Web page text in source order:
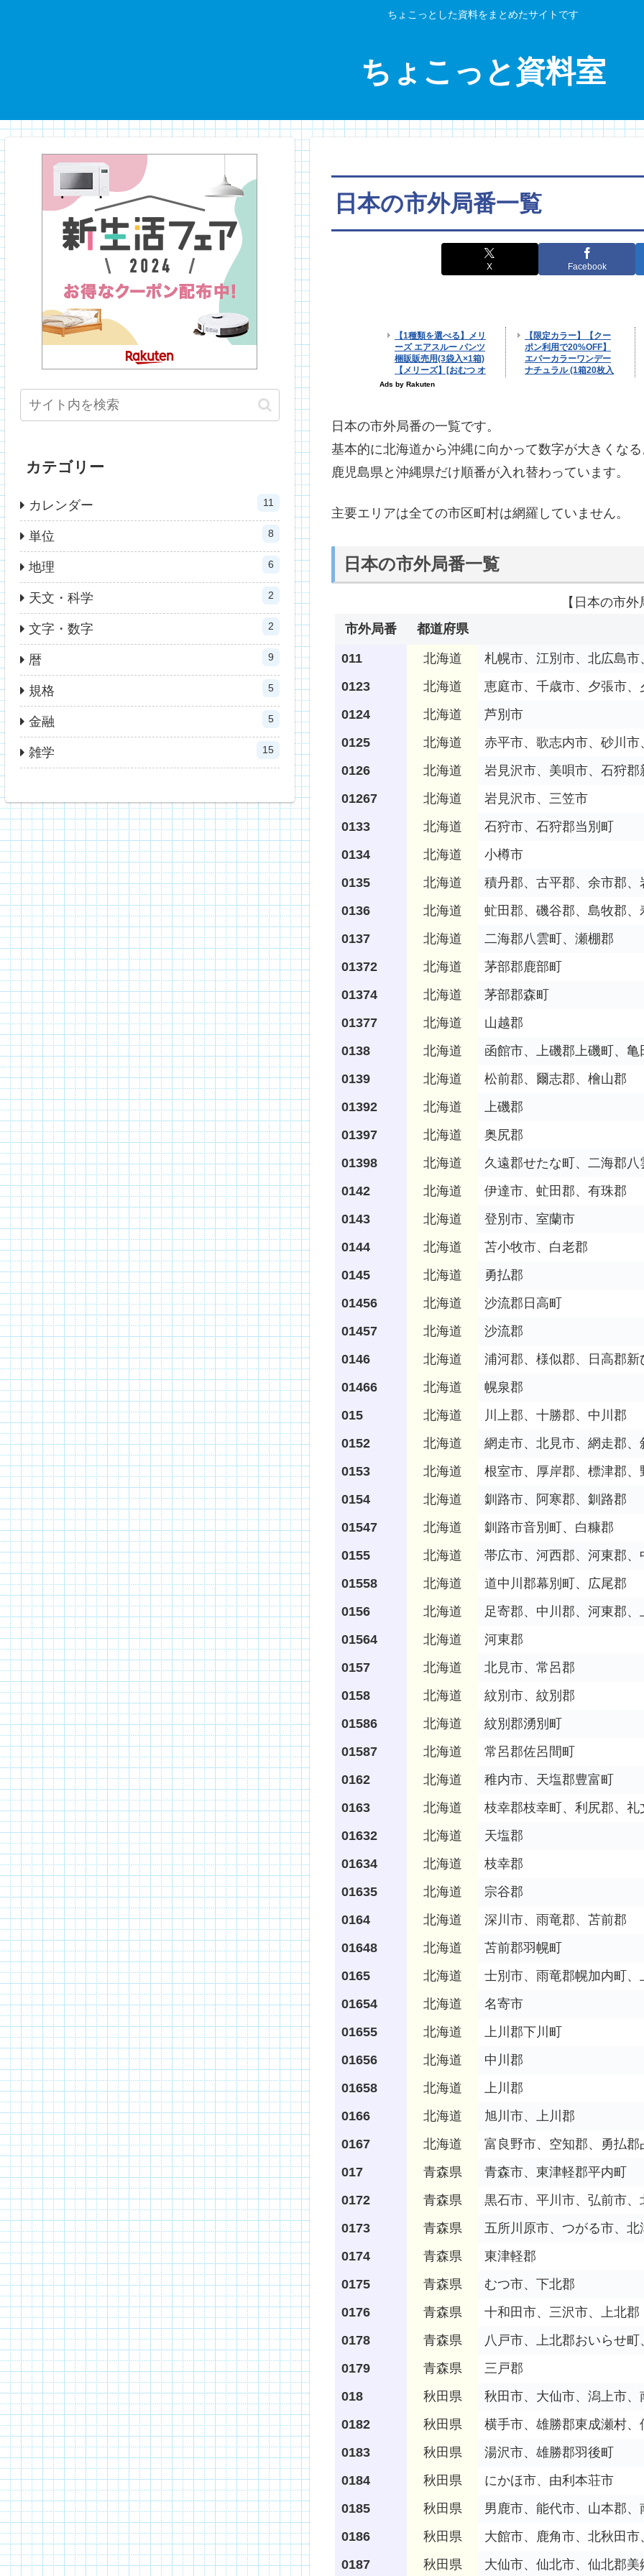
ちょこっとした資料をまとめたサイトです
ちょこっと資料室
日本の市外局番一覧
X Facebook
日本の市外局番の一覧です。
基本的に北海道から沖縄に向かって数字が大きくなる
鹿児島県と沖縄県だけ順番が入れ替わっています。
主要エリアは全ての市区町村は網羅していません。
日本の市外局番一覧
【日本の市外
市外局番
都道府県
011 北海道
札幌市、江別市、北広島市
0123
北海道
恵庭市、千歳市、夕張市、
0124
北海道
芦別市
0125
北海道
赤平市、歌志内市、砂川
0126
北海道
岩見沢市、美唄市、石狩郡
01267
北海道
岩見沢市、三笠市
0133
北海道
石狩市、石狩郡当別町
0134
北海道
小樽市
0135
北海道
積丹郡、古平郡、余市郡、
0136
北海道
虻田郡、磯谷郡、島牧郡、
0137
北海道
二海郡八雲町、瀬棚郡
01372
北海道
茅部郡鹿部町
01374
北海道
茅部郡森町
01377
北海道
山越郡
0138
北海道
函館市、上磯郡上磯町、亀
0139
北海道
松前郡、爾志郡、檜山郡
01392
北海道
上磯郡
01397
北海道
奥尻郡
01398
北海道
久遠郡せたな町、二海郡八
0142
北海道
伊達市、虻田郡、有珠郡
0143
北海道
登別市、室蘭市
0144
北海道
苫小牧市、白老郡
0145
北海道
勇払郡
01456
北海道
沙流郡日高町
01457
北海道
沙流郡
0146
北海道
浦河郡、様似郡、日高郡新
01466
北海道
幌泉郡
015
北海道
川上郡、十勝郡、中川郡
0152
北海道
網走市、北見市、網走郡、
0153
北海道
根室市、厚岸郡、標津郡、
0154
北海道
釧路市、阿寒郡、釧路郡
01547
北海道
釧路市音別町、白糠郡
0155
北海道
帯広市、河西郡、河東郡、
01558
北海道
道中川郡幕別町、広尾郡
0156
北海道
足寄郡、中川郡、河東郡、
01564
北海道
河東郡
0157
北海道
北見市、常呂郡
0158
北海道
紋別市、紋別郡
01586
北海道
紋別郡湧別町
01587
北海道
常呂郡佐呂間町
0162
北海道
稚内市、天塩郡豊富町
0163
北海道
枝幸郡枝幸町、利尻郡、礼
01632
北海道
天塩郡
01634
北海道
枝幸郡
01635
北海道
宗谷郡
0164
北海道
深川市、雨竜郡、苫前郡
01648
北海道
苫前郡羽幌町
0165
北海道
士別市、雨竜郡幌加内町、
01654
北海道
名寄市
01655
北海道
上川郡下川町
01656
北海道
中川郡
01658
北海道
上川郡
0166
北海道
旭川市、上川郡
0167
北海道
富良野市、空知郡、勇払郡
017
青森県
青森市、東津軽郡平内町
0172
青森県
黒石市、平川市、弘前市
0173
青森県
五所川原市、つがる市、
0174
青森県
東津軽郡
0175
青森県
むつ市、下北郡
0176
青森県
十和田市、三沢市、上北郡
0178
青森県
八戸市、上北郡おいらせ町
0179
青森県
三戸郡
018
秋田県
秋田市、大仙市、潟上市、
0182
秋田県
横手市、雄勝郡東成瀬村、
0183
秋田県
湯沢市、雄勝郡羽後町
0184
秋田県
にかほ市、由利本荘市
0185
秋田県
男鹿市、能代市、山本郡
0186
秋田県
大館市、鹿角市、北秋田市
0187
秋田県 大仙市、仙北市、仙北郡美
カテゴリー
カレンダー 11
単位 8
地理 6
天文・科学 2
文字・数字 2
暦 9
規格 5
金融 5
雑学 15